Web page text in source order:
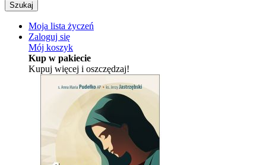
Szukaj
Moja lista życzeń
Zaloguj się
Mój koszyk
Kup w pakiecie
Kupuj więcej i oszczędzaj!